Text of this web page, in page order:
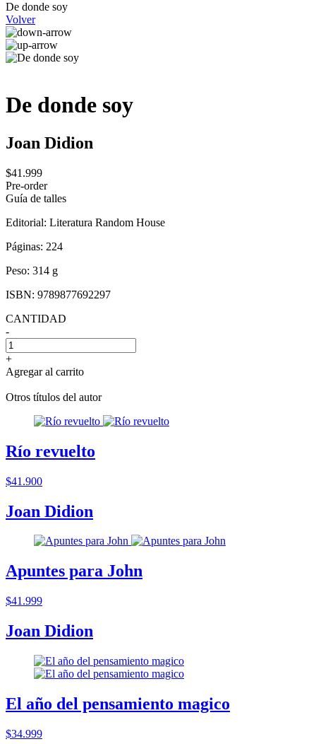
De donde soy
Volver
De donde soy
Joan Didion
$41.999
Pre-order
Guía de talles
Editorial: Literatura Random House
Páginas: 224
Peso: 314 g
ISBN: 9789877692297
CANTIDAD
-
+
Agregar al carrito
Otros títulos del autor
Río revuelto
$41.900
Joan Didion
Apuntes para John
$41.999
Joan Didion
El año del pensamiento magico
$34.999